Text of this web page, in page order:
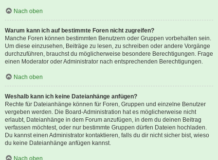
Nach oben
Warum kann ich auf bestimmte Foren nicht zugreifen?
Manche Foren können bestimmten Benutzern oder Gruppen vorbehalten sein.
Um diese einzusehen, Beiträge zu lesen, zu schreiben oder andere Vorgänge
durchzuführen, brauchst du möglicherweise besondere Berechtigungen. Frage
einen Moderator oder Administrator nach entsprechenden Berechtigungen.
Nach oben
Weshalb kann ich keine Dateianhänge anfügen?
Rechte für Dateianhänge können für Foren, Gruppen und einzelne Benutzer
vergeben werden. Die Board-Administration hat es möglicherweise nicht
erlaubt, Dateianhänge in dem Forum anzufügen, in dem du deinen Beitrag
verfassen möchtest, oder nur bestimmte Gruppen dürfen Dateien hochladen.
Du kannst einen Administrator kontaktieren, falls du dir nicht sicher bist, wieso
du keine Dateianhänge anfügen kannst.